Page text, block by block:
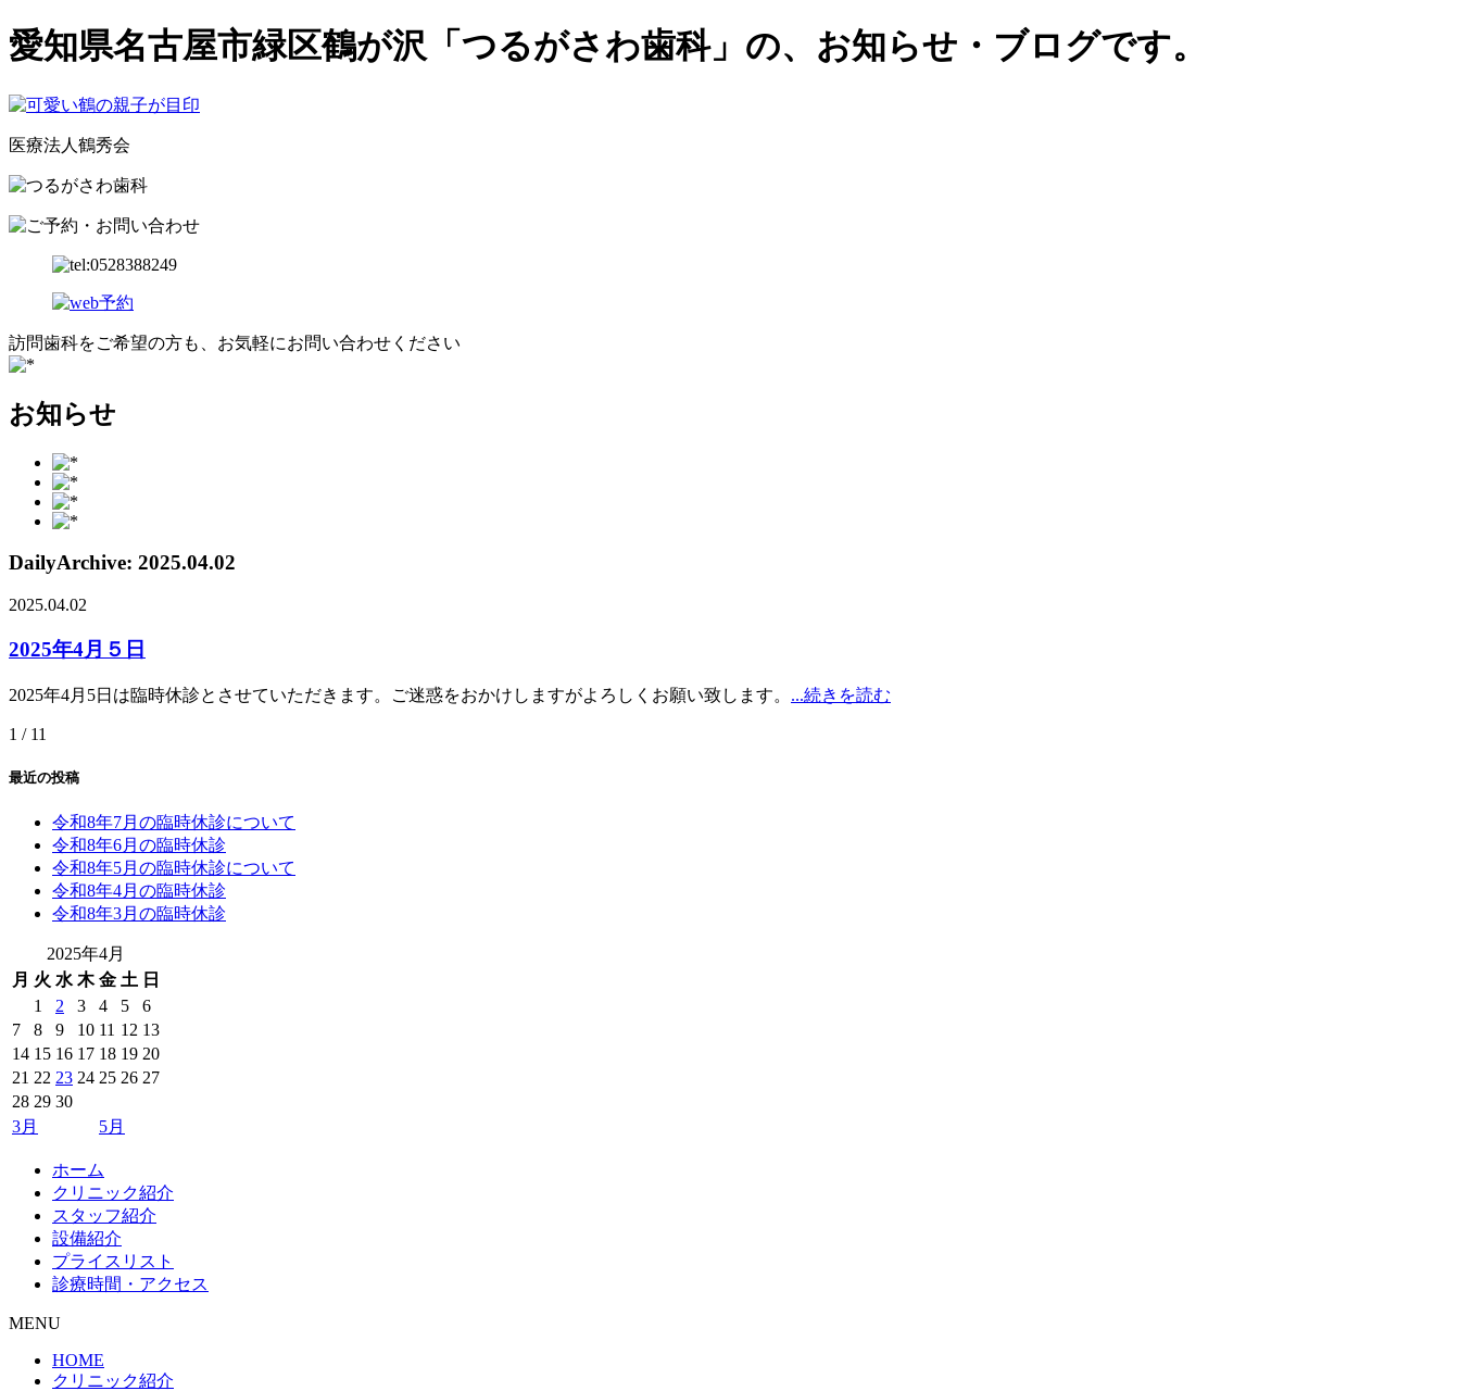
愛知県名古屋市緑区鶴が沢「つるがさわ歯科」の、お知らせ・ブログです。
医療法人鶴秀会
訪問歯科をご希望の方も、お気軽にお問い合わせください
お知らせ
DailyArchive: 2025.04.02
2025.04.02
2025年4月５日
2025年4月5日は臨時休診とさせていただきます。ご迷惑をおかけしますがよろしくお願い致します。 ...続きを読む
1 / 11
最近の投稿
令和8年7月の臨時休診について
令和8年6月の臨時休診
令和8年5月の臨時休診について
令和8年4月の臨時休診
令和8年3月の臨時休診
2025年4月
月 火 水 木 金 土 日
3月 5月
1 2 3 4 5
6
7
8 9 10 11 12 13
14 15 16 17 18 19 20
21 22 23 24 25 26 27
28 29 30
ホーム
クリニック紹介
スタッフ紹介
設備紹介
プライスリスト
診療時間・アクセス
MENU
HOME
クリニック紹介